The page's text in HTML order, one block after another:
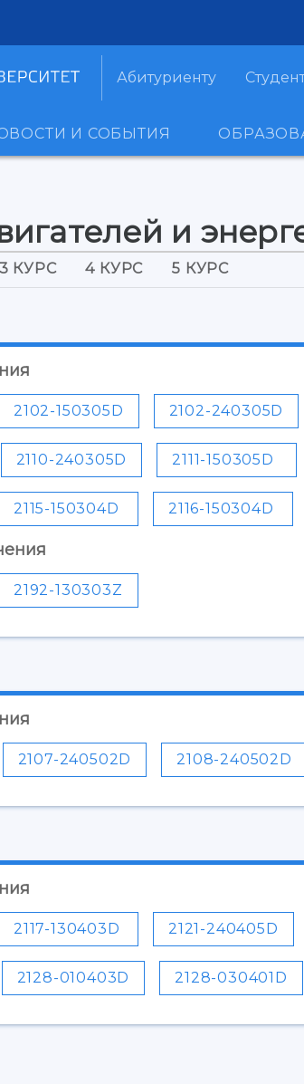
Абитуриенту
И СОБЫТИЯ
и
3 КУРС 4 КУРС 5 КУРС
2102-150305D 2102-240305D
2110-240305D 2111-150305D
2115-150304D 2116-150304D
2192-130303Z
2107-240502D 2108-240502D
2117-130403D 2121-240405D
2128-010403D 2128-030401D